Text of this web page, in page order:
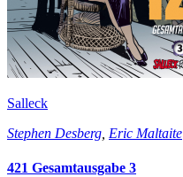
Salleck
Stephen Desberg Eric Maltaite
421 Gesamtausgabe 3